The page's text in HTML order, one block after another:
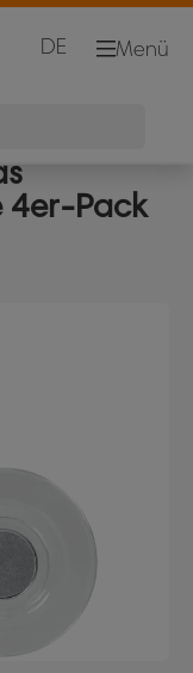
Menü
DE
4er-Pack